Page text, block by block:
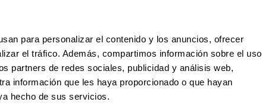
para personalizar el contenido y los anuncios, ofrecer
el tráfico. Además, compartimos información sobre el uso
partners de redes sociales, publicidad y análisis web,
información que les haya proporcionado o que hayan
hecho de sus servicios.